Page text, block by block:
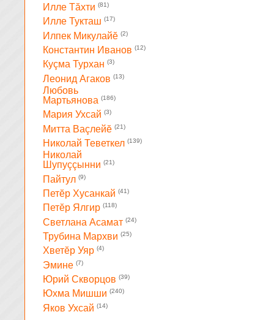
Илле Тăхти (81)
Илле Тукташ (17)
Илпек Микулайĕ (2)
Константин Иванов (12)
Куçма Турхан (3)
Леонид Агаков (13)
Любовь
Мартьянова (186)
Мария Ухсай (3)
Митта Ваçлейĕ (21)
Николай Теветкел (139)
Николай
Шупуççынни (21)
Пайтул (9)
Петĕр Хусанкай (41)
Петĕр Ялгир (118)
Светлана Асамат (24)
Трубина Мархви (25)
Хветĕр Уяр (4)
Эмине (7)
Юрий Скворцов (39)
Юхма Мишши (240)
Яков Ухсай (14)